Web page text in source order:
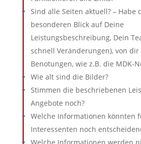
Sind alle Seiten aktuell? – Habe
besonderen Blick auf Deine
Leistungsbeschreibung, Dein
schnell Veränderungen), von
Benotungen, wie z.B. die MDK-
Wie alt sind die Bilder?
Stimmen die beschriebenen
Angebote noch?
Welche Informationen könnten
Interessenten noch
Welche Informationen werden